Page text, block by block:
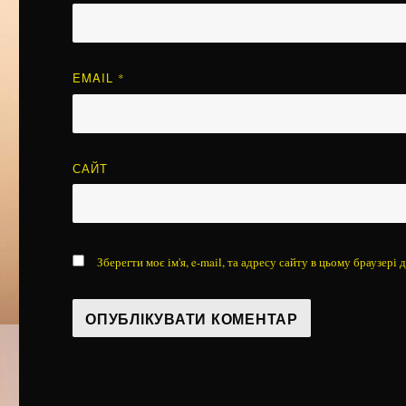
EMAIL *
САЙТ
Зберегти моє ім'я, e-mail, та адресу сайту в цьому браузері